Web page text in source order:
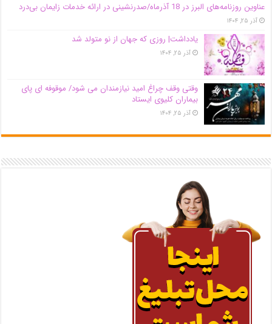
عناوین روزنامه‌های البرز در ‌18 آذرماه/صدرنشینی در ارائه خدمات زایمان بی‌درد
آذر ۲۵, ۱۴۰۴
یادداشت| روزی که جهان از نو متولد شد
آذر ۲۵, ۱۴۰۴
وقتی وقف چراغ امید نیازمندان می شود/ موقوفه ای پای
بیماران کلیوی ایستاد
آذر ۲۵, ۱۴۰۴